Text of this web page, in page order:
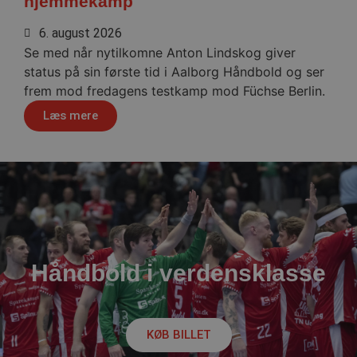
6. august 2026
Se med når nytilkomne Anton Lindskog giver
status på sin første tid i Aalborg Håndbold og ser
frem mod fredagens testkamp mod Füchse Berlin.
Læs mere
Håndbold i verdensklasse
KØB BILLET
__cf_bm
CookieScriptConsent
VISITOR_PRIVACY_METADATA
YouTube
.youtube.com
5
4
Google Privacy Policy